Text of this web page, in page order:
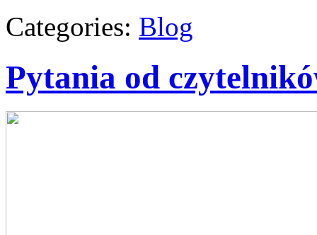
Categories: Blog
Pytania od